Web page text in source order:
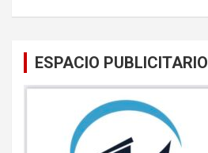
ESPACIO PUBLICITARIO